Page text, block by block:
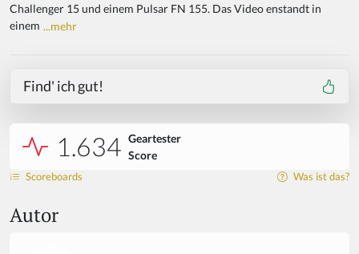
Challenger 15 und einem Pulsar FN 155. Das Video enstandt in
einem ...mehr
Find' ich gut!
1.634 Geartester
Score
Scoreboards Was ist das?
Autor